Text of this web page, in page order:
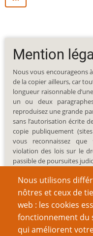
Nous utilisons
nôtres et ceux de
web : les cookies
fonctionnement du
qui améliorent
Mention
Nous vous encourageons
de la copier ailleurs, car
longueur raisonnable
un ou deux
reproduisez une grande
sans l’autorisation écrite
copie publiquement
vous reconnaissez
violation des lois sur le
passible de poursuites
Recherche